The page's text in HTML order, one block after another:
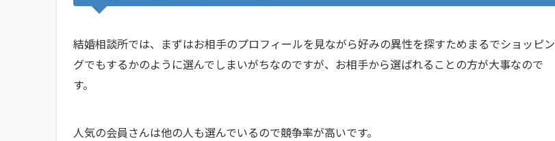
結婚相談所では、まずはお相手のプロフィールを見ながら好みの異性を探すためまるでショッピン
グでもするかのように選んでしまいがちなのですが、お相手から選ばれることの方が大事なので
す。
人気の会員さんは他の人も選んでいるので競争率が高いです。